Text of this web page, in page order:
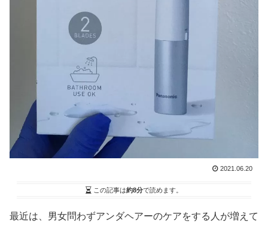
2021.06.20
この記事は約8分で読めます。
最近は、男女問わずアンダヘアーのケアをする人が増えて